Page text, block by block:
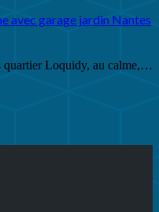
avec garage jardin Nantes
quartier Loquidy, au calme,…